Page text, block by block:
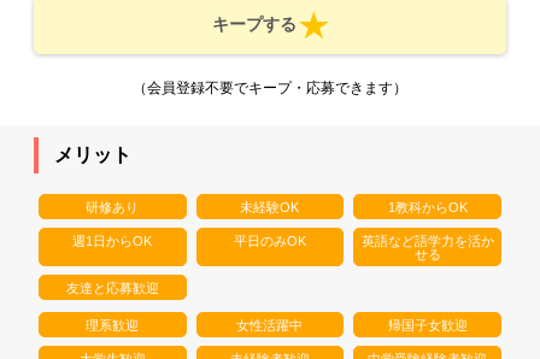
キープする
（会員登録不要でキープ・応募できます）
メリット
研修あり 未経験OK 1教科からOK
週1日からOK 平日のみOK
英語など語学力を活か
せる
友達と応募歓迎
理系歓迎 女性活躍中 帰国子女歓迎